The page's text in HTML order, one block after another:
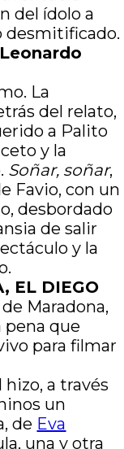
del ídolo a
desmitificado.
La
del relato,
a Palito
y la
Soñar, soñar,
Favio, con un
desbordado
de salir
y la
EL DIEGO
Maradona,
que
para filmar
a través
un
de Eva
una y otra